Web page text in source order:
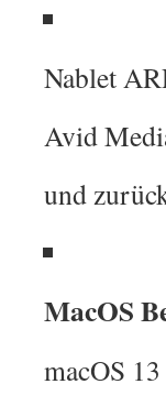
Nablet
Avid
und
MacOS
macOS